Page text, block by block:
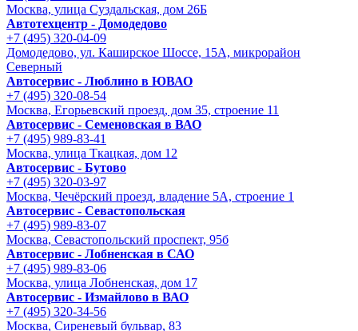
Москва, улица Суздальская, дом 26Б
Автотехцентр - Домодедово
+7 (495) 320-04-09
Домодедово, ул. Каширское Шоссе, 15А, микрорайон
Северный
Автосервис - Люблино в ЮВАО
+7 (495) 320-08-54
Москва, Егорьевский проезд, дом 35, строение 11
Автосервис - Семеновская в ВАО
+7 (495) 989-83-41
Москва, улица Ткацкая, дом 12
Автосервис - Бутово
+7 (495) 320-03-97
Москва, Чечёрский проезд, владение 5А, строение 1
Автосервис - Cевастопольская
+7 (495) 989-83-07
Москва, Севастопольский проспект, 95б
Автосервис - Лобненская в САО
+7 (495) 989-83-06
Москва, улица Лобненская, дом 17
Автосервис - Измайлово в ВАО
+7 (495) 320-34-56
Москва, Сиреневый бульвар, 83